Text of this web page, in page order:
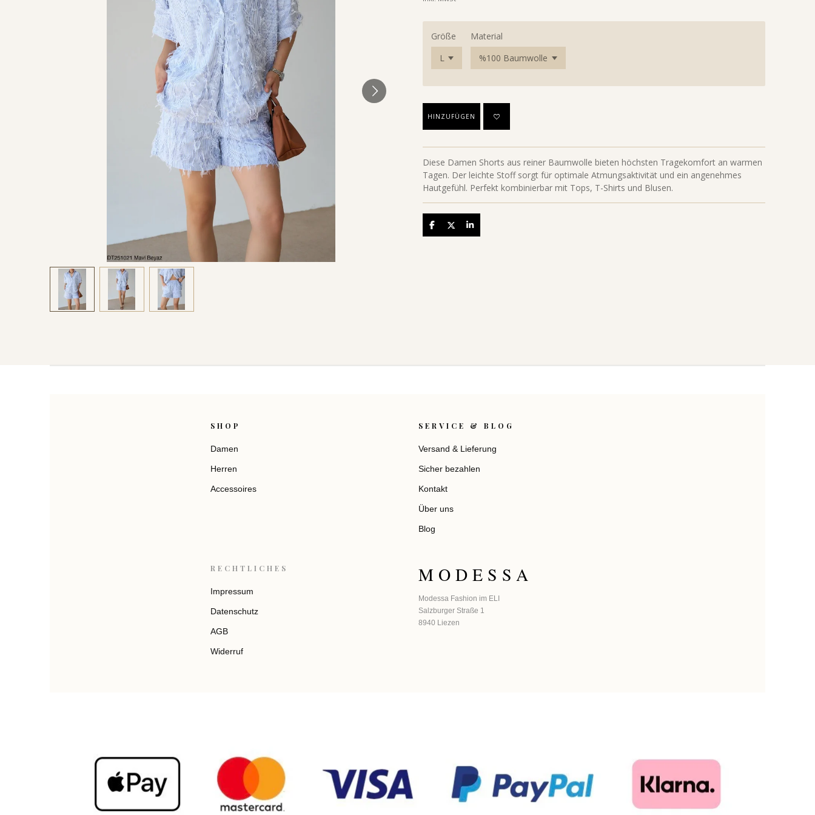
Größe Material
HINZUFÜGEN
Diese Damen Shorts aus reiner Baumwolle bieten höchsten Tragekomfort an warmen
Tagen. Der leichte Stoff sorgt für optimale Atmungsaktivität und ein angenehmes
Hautgefühl. Perfekt kombinierbar mit Tops, T-Shirts und Blusen.
TeilenTeilenTeilen
SHOP
Damen
Herren
Accessoires
SERVICE & BLOG
Versand & Lieferung
Sicher bezahlen
Kontakt
Über uns
Blog
RECHTLICHES
Impressum
Datenschutz
AGB
Widerruf
MODESSA
Modessa Fashion im ELI
Salzburger Straße 1
8940 Liezen